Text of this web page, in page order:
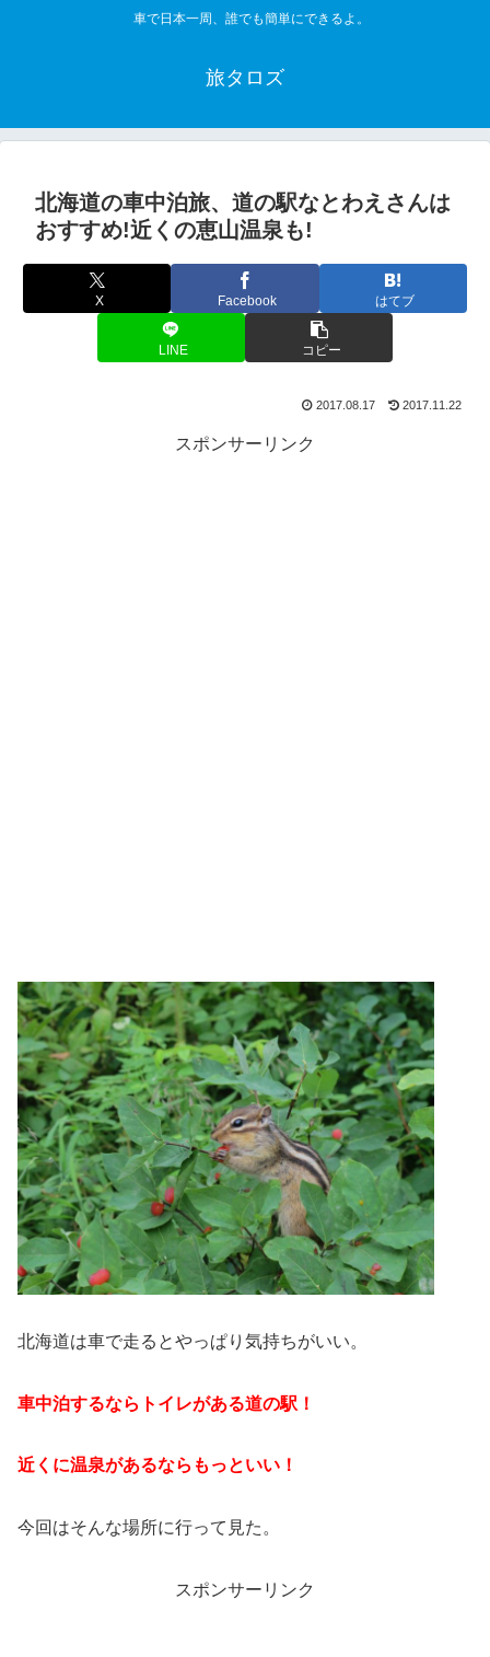
車で日本一周、誰でも簡単にできるよ。
旅タロズ
北海道の車中泊旅、道の駅なとわえさんは
おすすめ!近くの恵山温泉も!
X Facebook はてブ
LINE コピー
2017.08.17 2017.11.22
スポンサーリンク
北海道は車で走るとやっぱり気持ちがいい。
車中泊するならトイレがある道の駅！
近くに温泉があるならもっといい！
今回はそんな場所に行って見た。
スポンサーリンク